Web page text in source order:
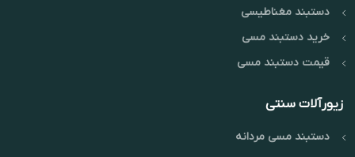
دستبند مغناطیسی
خرید دستبند مسی
قیمت دستبند مسی
زیورآلات سنتی
دستبند مسی مردانه